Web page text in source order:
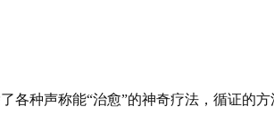
各种声称能“治愈”的神奇疗法，循证的